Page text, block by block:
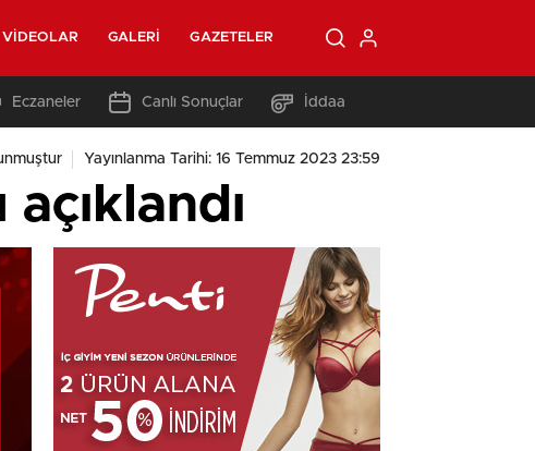
VIDEOLAR GALERI GAZETELER
Eczaneler Canlı Sonuçlar İddaa
Yayınlanma Tarihi: 16 Temmuz 2023 23:59